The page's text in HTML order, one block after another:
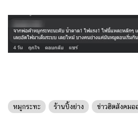
หมูกระทะ ร้านปิ้งย่าง ข่าวฮิตสังคมอ